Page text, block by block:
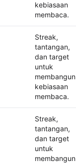
kebiasaan
membaca.
Streak,
tantangan,
dan target
untuk
membangun
kebiasaan
membaca.
Streak,
tantangan,
dan target
untuk
membangun